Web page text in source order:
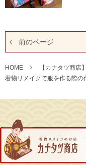
前のページ
HOME
【カナタツ商店
着物リメイクで服を作る際の